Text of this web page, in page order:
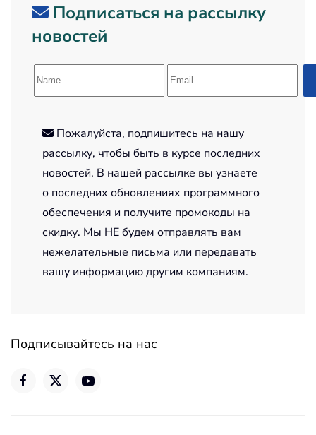
Подписаться на рассылку
новостей
Пожалуйста, подпишитесь на нашу
рассылку, чтобы быть в курсе последних
новостей. В нашей рассылке вы узнаете
о последних обновлениях программного
обеспечения и получите промокоды на
скидку. Мы НЕ будем отправлять вам
нежелательные письма или передавать
вашу информацию другим компаниям.
Подписывайтесь на нас